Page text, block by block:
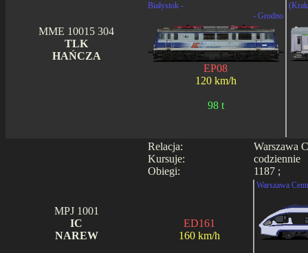
MME 10015 304
TLK
HAŃCZA
Białystok -
- Grodno
EP08
120 km/h
98 t
Relacja:
Kursuje:
Obiegi:
Warszawa
codziennie
1187 ;
MPJ 1001
IC
NAREW
ED161
160 km/h
Warszawa